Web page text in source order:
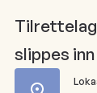
slippes